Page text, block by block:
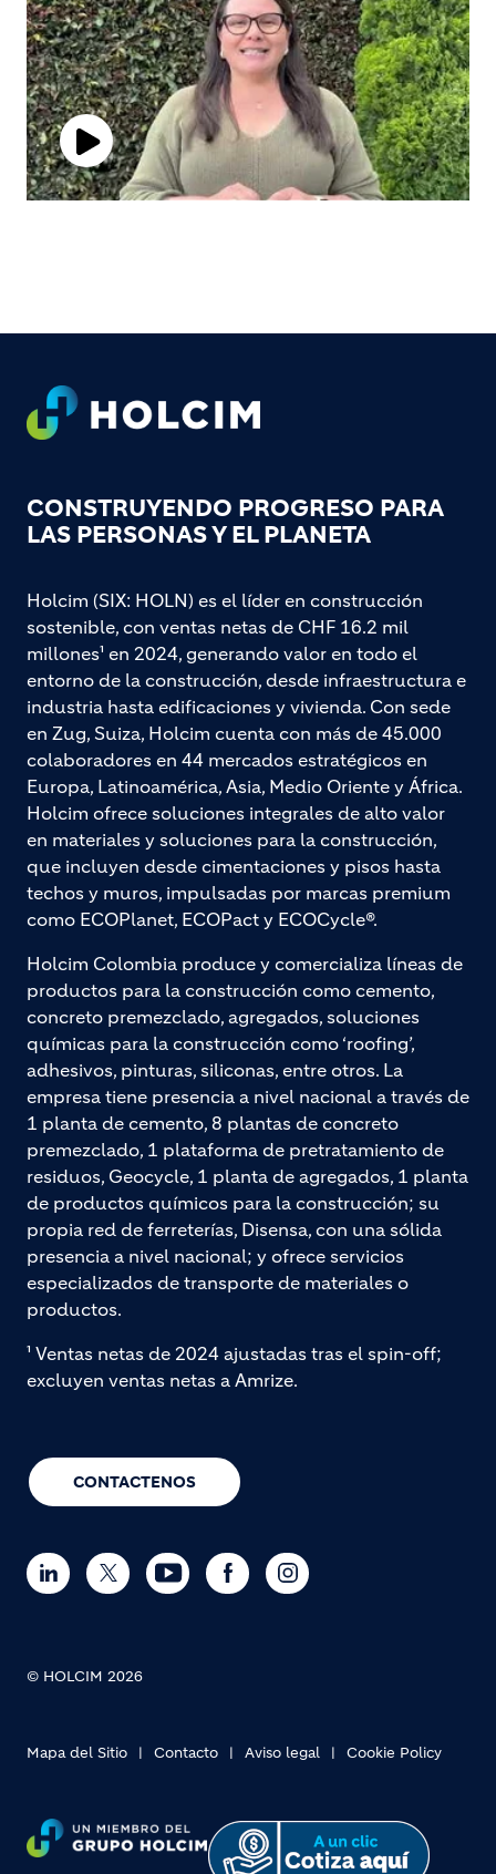
Play
Footer
CONSTRUYENDO PROGRESO PARA
LAS PERSONAS Y EL PLANETA
CONTACTENOS
Holcim (SIX: HOLN) es el líder en construcción
sostenible, con ventas netas de CHF 16.2 mil
millones¹ en 2024, generando valor en todo el
entorno de la construcción, desde infraestructura e
industria hasta edificaciones y vivienda. Con sede
en Zug, Suiza, Holcim cuenta con más de 45.000
colaboradores en 44 mercados estratégicos en
Europa, Latinoamérica, Asia, Medio Oriente y África.
Holcim ofrece soluciones integrales de alto valor
en materiales y soluciones para la construcción,
que incluyen desde cimentaciones y pisos hasta
techos y muros, impulsadas por marcas premium
como ECOPlanet, ECOPact y ECOCycle®.
Holcim Colombia produce y comercializa líneas de
productos para la construcción como cemento,
concreto premezclado, agregados, soluciones
químicas para la construcción como ‘roofing’,
adhesivos, pinturas, siliconas, entre otros. La
empresa tiene presencia a nivel nacional a través de
1 planta de cemento, 8 plantas de concreto
premezclado, 1 plataforma de pretratamiento de
residuos, Geocycle, 1 planta de agregados, 1 planta
de productos químicos para la construcción; su
propia red de ferreterías, Disensa, con una sólida
presencia a nivel nacional; y ofrece servicios
especializados de transporte de materiales o
productos.
¹ Ventas netas de 2024 ajustadas tras el spin-off;
excluyen ventas netas a Amrize.
© HOLCIM 2026
Mapa del Sitio Contacto Aviso legal Cookie Policy